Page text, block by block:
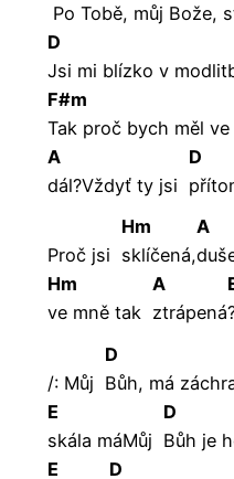
Po Tobě, můj Bože,
D
Jsi mi blízko v
F#m
Tak proč bych měl ve
A
dál?Vždyť ty jsi
D
Proč jsi
Hm
sklíčená,
A
Hm
ve mně tak
A
ztrápená
/: Můj
D
Bůh, má
E
skála máMůj
D
Bůh je
E
D